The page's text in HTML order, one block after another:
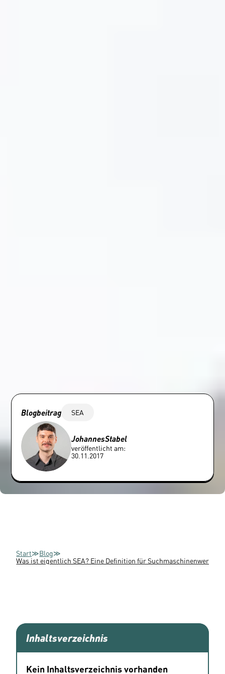
Blogbeitrag SEA
JohannesStabel
veröffentlicht am:
30.11.2017
Start≫Blog≫
Was ist eigentlich SEA? Eine Definition für Suchmaschinenwerbung
Inhaltsverzeichnis
Kein Inhaltsverzeichnis vorhanden